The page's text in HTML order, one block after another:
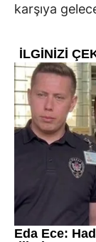
karşıya